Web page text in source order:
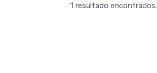
1 resultado encontrados.